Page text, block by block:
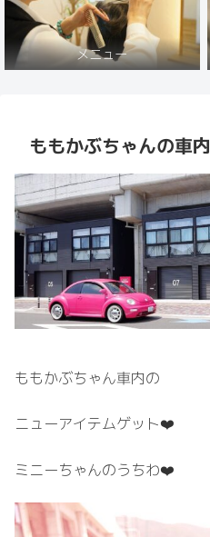
メニュー
ももかぶちゃんの車内
ももかぶちゃん車内の
ニューアイテムゲット❤️
ミニーちゃんのうちわ❤️